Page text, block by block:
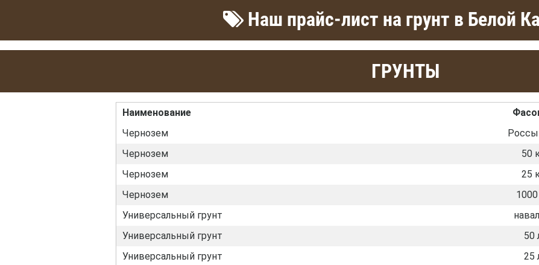
Наш прайс-лист на грунт в Белой
ГРУНТЫ
Наименование
Чернозем
Чернозем
50
Чернозем
25
Чернозем
1000
Универсальный грунт
Универсальный грунт
50
Универсальный грунт
25